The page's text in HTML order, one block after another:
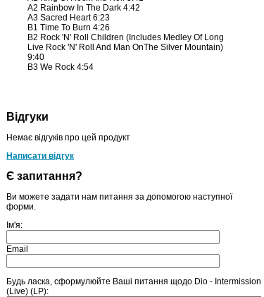
A2 Rainbow In The Dark 4:42
A3 Sacred Heart 6:23
B1 Time To Burn 4:26
B2 Rock 'N' Roll Children (Includes Medley Of Long
Live Rock 'N' Roll And Man OnThe Silver Mountain)
9:40
B3 We Rock 4:54
Відгуки
Немає відгуків про цей продукт
Написати відгук
Є запитання?
Ви можете задати нам питання за допомогою наступної
форми.
Ім'я:
Email
Будь ласка, сформулюйте Ваші питання щодо Dio - Intermission
(Live) (LP):